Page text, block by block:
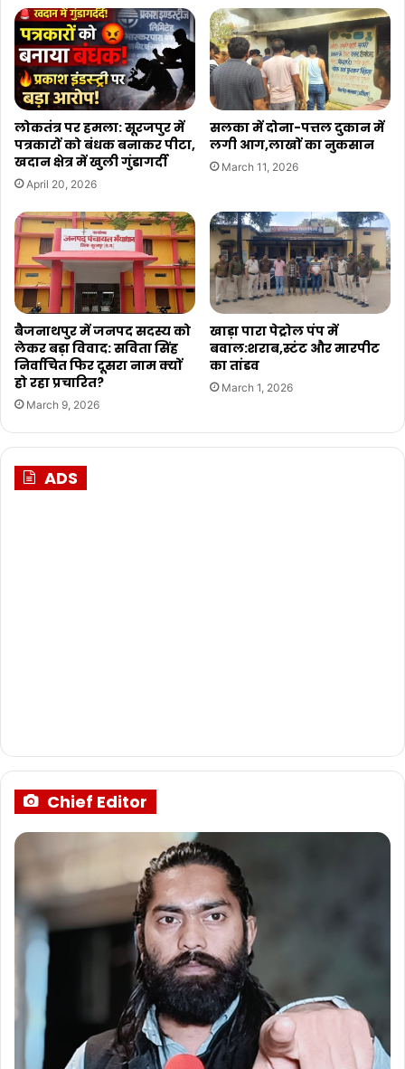
लोकतंत्र पर हमला: सूरजपुर में
पत्रकारों को बंधक बनाकर पीटा,
खदान क्षेत्र में खुली गुंडागर्दी
April 20, 2026
सलका में दोना-पत्तल दुकान में
लगी आग,लाखों का नुकसान
March 11, 2026
बैजनाथपुर में जनपद सदस्य को
लेकर बड़ा विवाद: सविता सिंह
निर्वाचित फिर दूसरा नाम क्यों
हो रहा प्रचारित?
March 9, 2026
खाड़ा पारा पेट्रोल पंप में
बवाल:शराब,स्टंट और मारपीट
का तांडव
March 1, 2026
ADS
Chief Editor